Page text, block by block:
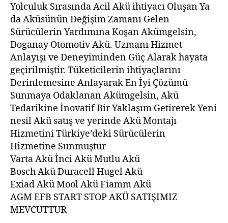
Yolculuk Sırasında Acil Akü ihtiyacı Oluşan Ya
da Aküsünün Değişim Zamanı Gelen
Sürücülerin Yardımına Koşan Akümgelsin,
Doganay Otomotiv Akü. Uzmanı Hizmet
Anlayışı ve Deneyiminden Güç Alarak hayata
geçirilmiştir. Tüketicilerin ihtiyaçlarını
Derinlemesine Anlayarak En İyi Çözümü
Sunmaya Odaklanan Akümgelsin, Akü
Tedarikine İnovatif Bir Yaklaşım Getirerek Yeni
nesil Akü satış ve yerinde Akü Montajı
Hizmetini Türkiye’deki Sürücülerin
Hizmetine Sunmuştur
Varta Akü İnci Akü Mutlu Akü
Bosch Akü Duracell Hugel Akü
Exiad Akü Mool Akü Fiamm Akü
AGM EFB START STOP AKÜ SATIŞIMIZ
MEVCUTTUR